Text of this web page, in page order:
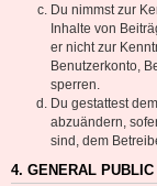
Du nimmst zur
Inhalte von
er nicht zur
Benutzerkonto,
sperren.
Du gestattest
abzuändern,
sind, dem
4. GENERAL